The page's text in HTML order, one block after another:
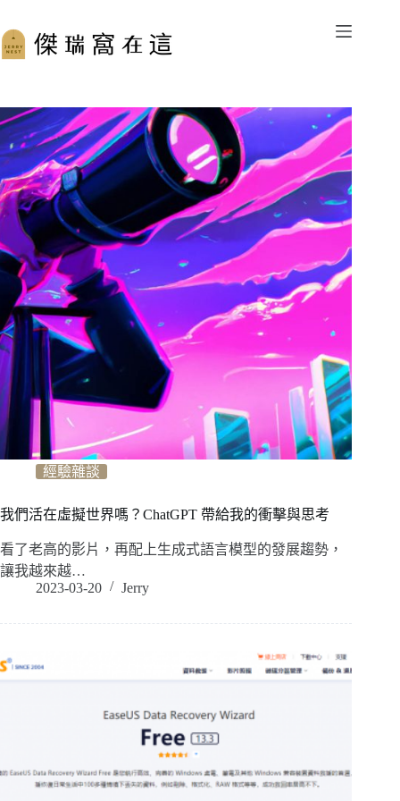
至
主
容
經驗雜談
我們活在虛擬世界嗎？ChatGPT 帶給我的衝擊與思考
看了老高的影片，再配上生成式語言模型的發展趨勢，
讓我越來越…
2023-03-20
Jerry